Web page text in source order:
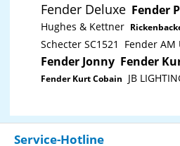
Fender Deluxe Fender
Hughes & Kettner
Schecter SC1521
Fender AM
Fender Jonny Fender
Fender Kurt Cobain JB
Service-Hotline